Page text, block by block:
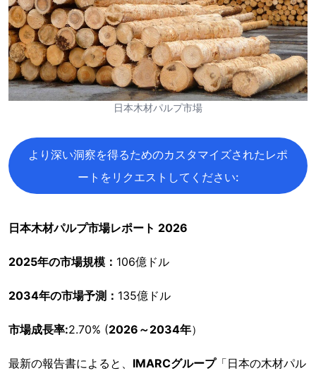
日本木材パルプ市場
より深い洞察を得るためのカスタマイズされたレポ
ートをリクエストしてください:
日本木材パルプ市場レポート 2026
2025年の市場規模： 106億ドル
2034年の市場予測： 135億ドル
市場成長率:2.70% (2026～2034年）
最新の報告書によると、 IMARCグループ「日本の木材パル